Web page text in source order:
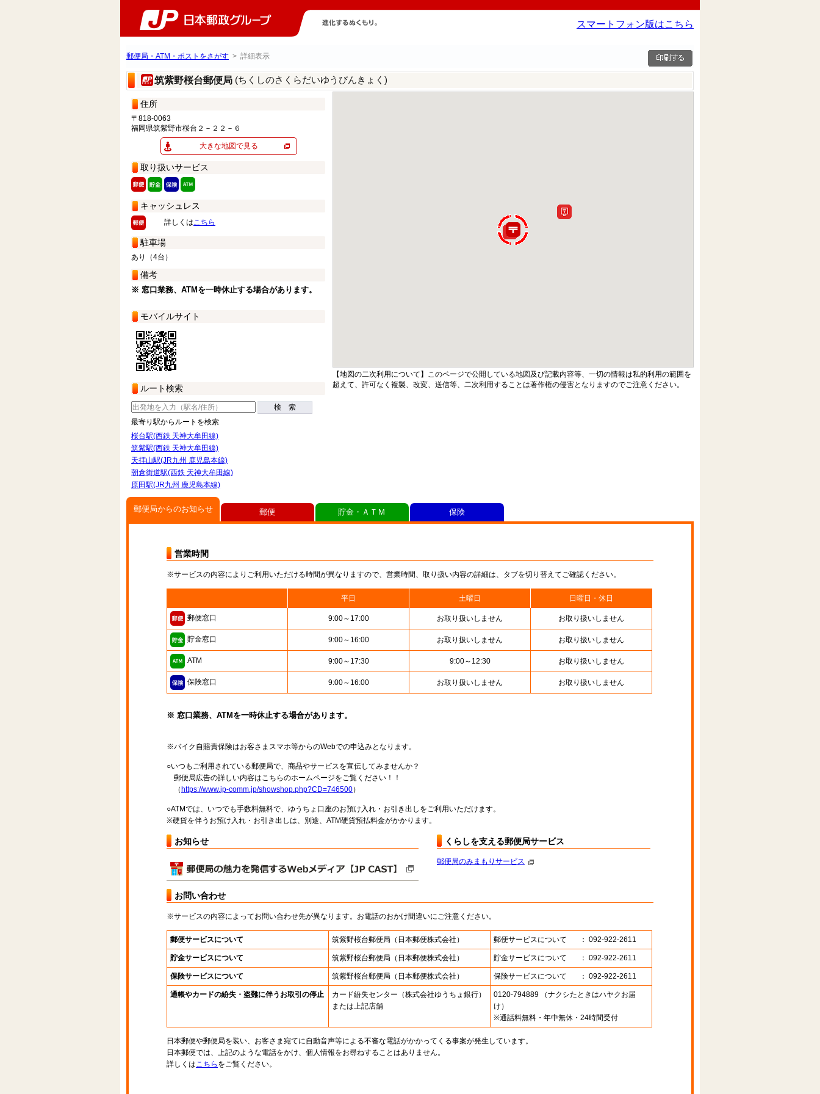
スマートフォン版はこちら
郵便局・ATM・ポストをさがす > 詳細表示
筑紫野桜台郵便局 (ちくしのさくらだいゆうびんきょく)
住所
〒818-0063
福岡県筑紫野市桜台２－２２－６
大きな地図で見る
取り扱いサービス
キャッシュレス
詳しくはこちら
駐車場
あり（4台）
備考
※ 窓口業務、ATMを一時休止する場合があります。
モバイルサイト
ルート検索
検 索
最寄り駅からルートを検索
桜台駅(西鉄 天神大牟田線)
筑紫駅(西鉄 天神大牟田線)
天拝山駅(JR九州 鹿児島本線)
朝倉街道駅(西鉄 天神大牟田線)
原田駅(JR九州 鹿児島本線)
【地図の二次利用について】このページで公開している地図及び記載内容等、一切の情報は私的利用の範囲を
超えて、許可なく複製、改変、送信等、二次利用することは著作権の侵害となりますのでご注意ください。
郵便局からのお知らせ
営業時間
※サービスの内容によりご利用いただける時間が異なりますので、営業時間、取り扱い内容の詳細は、タブを切り替えてご確認ください。
平日 土曜日 日曜日・休日
郵便窓口 9:00～17:00 お取り扱いしません お取り扱いしません
貯金窓口 9:00～16:00 お取り扱いしません お取り扱いしません
ATM 9:00～17:30 9:00～12:30 お取り扱いしません
保険窓口 9:00～16:00 お取り扱いしません お取り扱いしません
※ 窓口業務、ATMを一時休止する場合があります。
※バイク自賠責保険はお客さまスマホ等からのWebでの申込みとなります。
○いつもご利用されている郵便局で、商品やサービスを宣伝してみませんか？
郵便局広告の詳しい内容はこちらのホームページをご覧ください！！
（ https://www.jp-comm.jp/showshop.php?CD=746500）
○ATMでは、いつでも手数料無料で、ゆうちょ口座のお預け入れ・お引き出しをご利用いただけます。
※硬貨を伴うお預け入れ・お引き出しは、別途、ATM硬貨預払料金がかかります。
お知らせ くらしを支える郵便局サービス
郵便局のみまもりサービス
お問い合わせ
※サービスの内容によってお問い合わせ先が異なります。お電話のおかけ間違いにご注意ください。
郵便サービスについて 筑紫野桜台郵便局 （日本郵便株式会社） 郵便サービスについて ： 092-922-2611
貯金サービスについて 筑紫野桜台郵便局 （日本郵便株式会社） 貯金サービスについて ： 092-922-2611
保険サービスについて 筑紫野桜台郵便局 （日本郵便株式会社） 保険サービスについて ： 092-922-2611
通帳やカードの紛失・盗難に伴うお取引の停止 カード紛失センター （株式会社ゆうちょ銀行）
または上記店舗
0120-794889 （ナクシたときはハヤクお届
け）
※通話料無料・年中無休・24時間受付
日本郵便や郵便局を装い、お客さま宛てに自動音声等による不審な電話がかかってくる事案が発生しています。
日本郵便では、上記のような電話をかけ、個人情報をお尋ねすることはありません。
詳しくはこちら をご覧ください。
郵便 貯金・ＡＴＭ 保険